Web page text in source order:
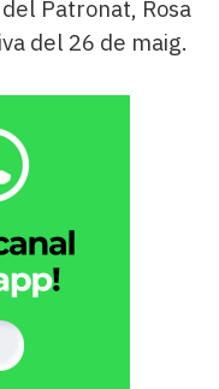
Patronat, Rosa
del 26 de maig.